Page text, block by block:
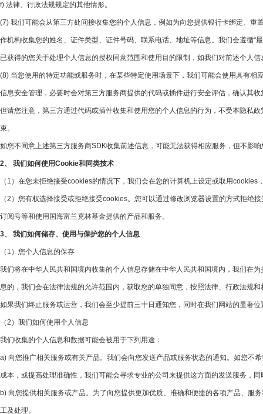
f) 法律、行政法规规定的其他情形。
(7) 我们可能会从第三方处间接收集您的个人信息，例如为向您提供银行卡绑定、
作机构收集您的姓名、证件类型、证件号码、联系电话、地址等信息。我们会遵循
已获得的您关于处理个人信息的授权同意范围和使用目的限制，如我们对前述个人
(8) 当您使用的特定功能或服务时，在某些特定使用场景下，我们可能会使用具有
信息安全管理，必要时会对第三方服务商提供的代码或插件进行安全评估，确认其
但请您注意，第三方通过代码或插件收集和使用您的个人信息的行为，不受本隐私
束。
如您不同意上述第三方服务商SDK收集前述信息，可能无法获得相应服务，但不影
2、 我们如何使用Cookie和同类技术
（1）在您未拒绝接受cookies的情况下，我们会在您的计算机上设定或取用
（2）您有权选择接受或拒绝接受cookies。您可以通过修改浏览器设置的方式拒
订阅号等和使用国海富兰克林基金提供的产品和服务。
3、 我们如何储存、使用与保护您的个人信息
（1）您个人信息的保存
我们将在中华人民共和国境内收集的个人信息存储在中华人民共和国境内，我们在
息的，我们会在法律法规的允许范围内，获取您的单独同意，按照法律、行政法规
如果我们终止服务或运营，我们会至少提前三十日通知您，同时在我们网站的显著
（2）我们如何使用个人信息
我们收集的个人信息和数据可能会被用于下列用途：
a) 向您推广相关服务或有关产品。我们会向您发送产品或服务状态的通知。如您不
成本，或提高处理准确性，我们可能会寻求专业的公司来提供这方面的发送服务，
b) 向您提供相关服务或产品。为了向您提供更加优质、准确和便捷的各项产品、服
工及处理。